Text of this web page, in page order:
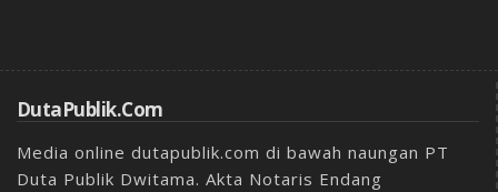
DutaPublik.com
Media online dutapublik.com di bawah naungan PT
Duta Publik Dwitama. Akta Notaris Endang